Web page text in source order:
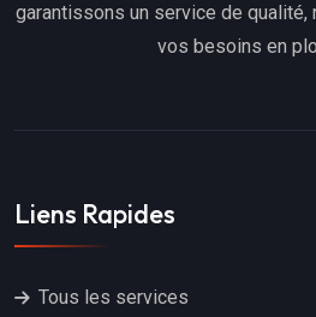
garantissons un service de
vos besoins en
Liens Rapides
Tous les services